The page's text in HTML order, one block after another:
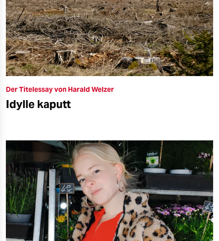
Der Titelessay von Harald Welzer
Idylle kaputt